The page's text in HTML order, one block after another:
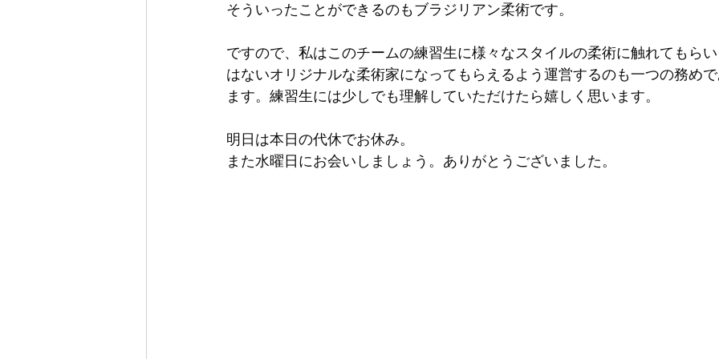
そういったことができるのもブラジリアン柔術です。
ですので、私はこのチームの練習生に様々なスタイルの柔術に触れてもら
はないオリジナルな柔術家になってもらえるよう運営するのも一つの務め
ます。練習生には少しでも理解していただけたら嬉しく思います。
明日は本日の代休でお休み。
また水曜日にお会いしましょう。ありがとうございました。